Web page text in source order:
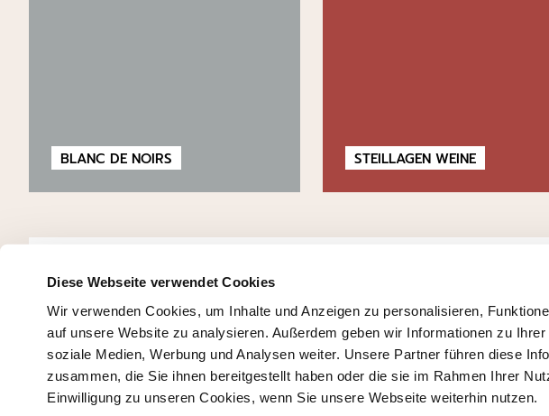
Diese Webseite verwendet Cookies
Wir verwenden Cookies, um Inhalte und Anzeigen zu personalisieren,
auf unsere Website zu analysieren. Außerdem geben wir Informationen zu
soziale Medien, Werbung und Analysen weiter. Unsere Partner führen diese
zusammen, die Sie ihnen bereitgestellt haben oder die sie im Rahmen Ihrer
Einwilligung zu unseren Cookies, wenn Sie unsere Webseite weiterhin nutzen.
BLANC DE NOIRS STEILLAGEN WEINE